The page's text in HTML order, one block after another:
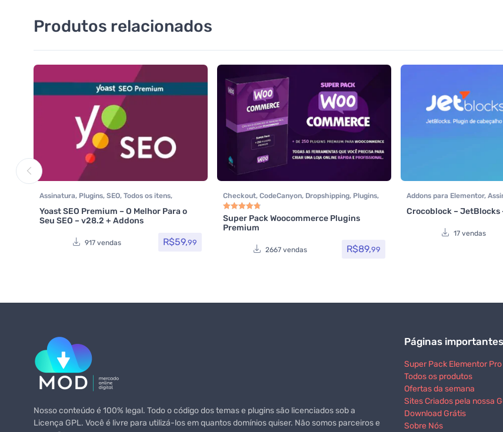
Produtos relacionados
Assinatura, Plugins, SEO, Todos os itens,
Woocommerce
Yoast SEO
Yoast SEO Premium – O Melhor Para o
Seu SEO – v28.2 + Addons
917 vendas R$59,99
Checkout, CodeCanyon, Dropshipping, Plugins,
Plugins Wocoomerce
Woocommerce
Avaliação4.83
Super Pack Woocommerce Plugins
Premium
2667 vendas R$89,99
Addons para Elementor,
Crocoblock
Crocoblock
Crocoblock – JetBlocks
17 vendas
Nosso conteúdo é 100% legal. Todo o código dos temas e plugins são licenciados sob a
Licença GPL. Você é livre para utilizá-los em quantos domínios quiser. Não somos parceiros e
Páginas importantes
Super Pack Elementor Pro
Todos os produtos
Ofertas da semana
Sites Criados pela nossa
Download Grátis
Sobre Nós